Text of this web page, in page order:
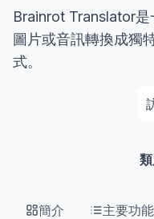
Brainrot Translator是
圖片或音訊轉換成獨
式。
類
簡介 主要功能